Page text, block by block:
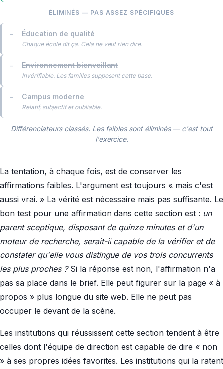
ÉLIMINÉS — PAS ASSEZ SPÉCIFIQUES
— Éducation de qualité
Chaque école dit ça. Cela ne veut rien dire.
— Environnement bienveillant
Invérifiable. Les familles supposent cette base.
— Campus moderne
Relatif, subjectif et oubliable.
Différenciateurs classés. Les faibles sont éliminés — c'est tout
l'exercice.
La tentation, à chaque fois, est de conserver les
affirmations faibles. L'argument est toujours « mais c'est
aussi vrai. » La vérité est nécessaire mais pas suffisante. Le
bon test pour une affirmation dans cette section est : un
parent sceptique, disposant de quinze minutes et d'un
moteur de recherche, serait-il capable de la vérifier et de
constater qu'elle vous distingue de vos trois concurrents
les plus proches ?Si la réponse est non, l'affirmation n'a
pas sa place dans le brief. Elle peut figurer sur la page « à
propos » plus longue du site web. Elle ne peut pas
occuper le devant de la scène.
Les institutions qui réussissent cette section tendent à être
celles dont l'équipe de direction est capable de dire « non
» à ses propres idées favorites. Les institutions qui la ratent